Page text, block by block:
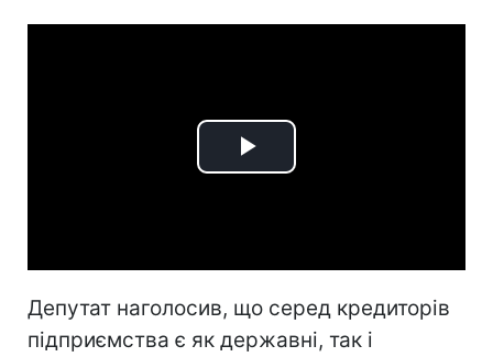
Play
Депутат наголосив, що серед кредиторів
підприємства є як державні, так і